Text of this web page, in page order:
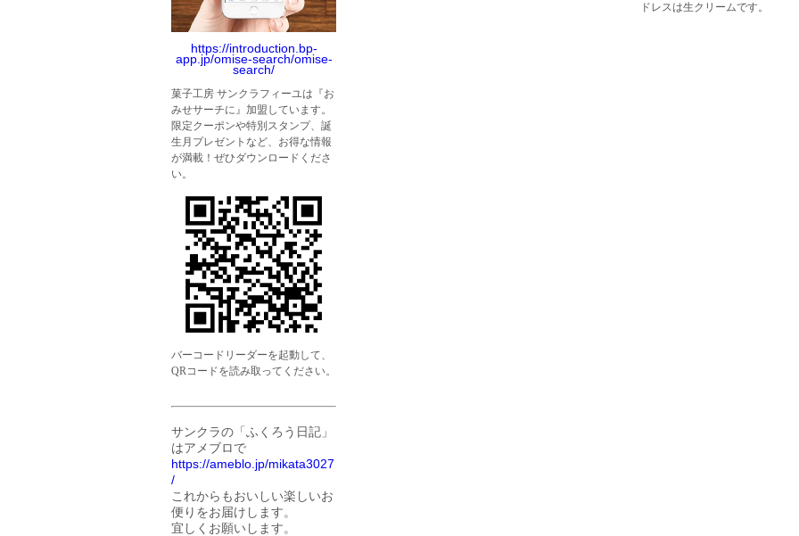
https://introduction.bp-
app.jp/omise-search/omise-
search/
菓子工房 サンクラフィーユは『お
みせサーチに』加盟しています。
限定クーポンや特別スタンプ、誕
生月プレゼントなど、お得な情報
が満載！ぜひダウンロードくださ
い。
バーコードリーダーを起動して、
QRコードを読み取ってください。
サンクラの「ふくろう日記」
はアメブロで
https://ameblo.jp/mikata3027
/
これからもおいしい楽しいお
便りをお届けします。
宜しくお願いします。
ドレスは生クリームです。